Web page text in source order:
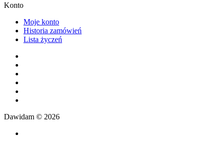
Konto
Moje konto
Historia zamówień
Lista życzeń
Dawidam © 2026